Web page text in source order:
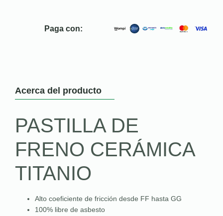
Paga con:
Acerca del producto
PASTILLA DE
FRENO CERÁMICA
TITANIO
Alto coeficiente de fricción desde FF hasta GG
100% libre de asbesto